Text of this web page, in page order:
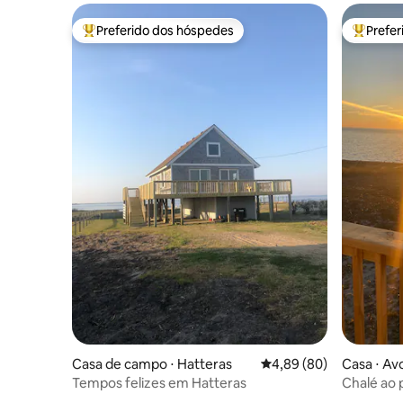
Entre os melhores preferidos dos hóspedes
Preferido dos hóspedes
Casa de campo ⋅ Hatteras 4,89 de uma avaliação
4,89 (80)
Tempos felizes em Hatteras
Entre
Casa ⋅
Chalé ao